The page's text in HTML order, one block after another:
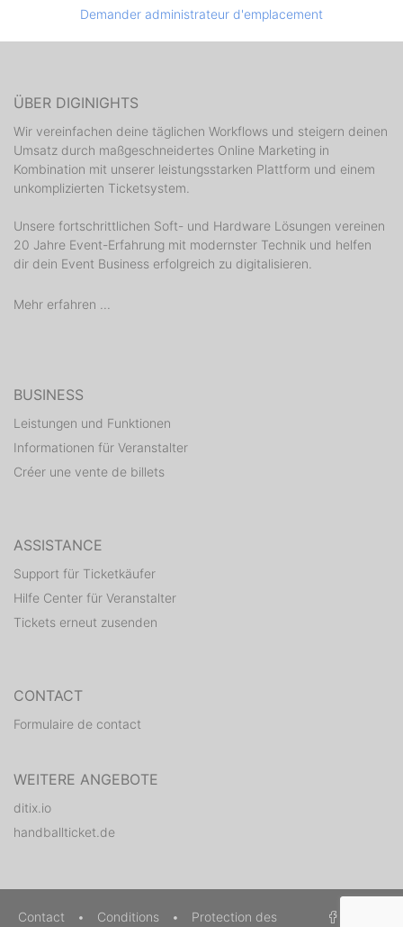
Demander administrateur d'emplacement
ÜBER DIGINIGHTS
Wir vereinfachen deine täglichen Workflows und steigern deinen
Umsatz durch maßgeschneidertes Online Marketing in
Kombination mit unserer leistungsstarken Plattform und einem
unkomplizierten Ticketsystem.
Unsere fortschrittlichen Soft- und Hardware Lösungen vereinen
20 Jahre Event-Erfahrung mit modernster Technik und helfen
dir dein Event Business erfolgreich zu digitalisieren.
Mehr erfahren ...
BUSINESS
Leistungen und Funktionen
Informationen für Veranstalter
Créer une vente de billets
ASSISTANCE
Support für Ticketkäufer
Hilfe Center für Veranstalter
Tickets erneut zusenden
CONTACT
Formulaire de contact
WEITERE ANGEBOTE
ditix.io
handballticket.de
Contact • Conditions • Protection des